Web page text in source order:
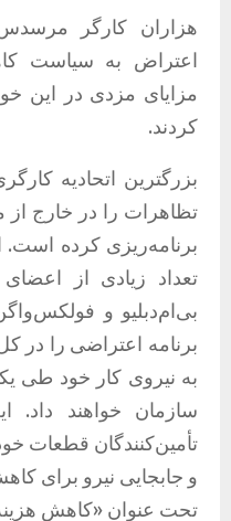
هزاران کارگر
اعتراض به سیاست
مزایای مزدی در این
کردند.
بزرگترین اتحادیه
تظاهرات را در خارج
برنامه‌ریزی کرده است.
تعداد زیادی از
بی‌ام‌دبلیو و
برنامه اعتراضی را در
به نیروی کار خود طی
سازمان خواهند داد.
تأمین‌کنندگان قطعات
و جابجایی نیرو برای
تحت عنوان «کاهش